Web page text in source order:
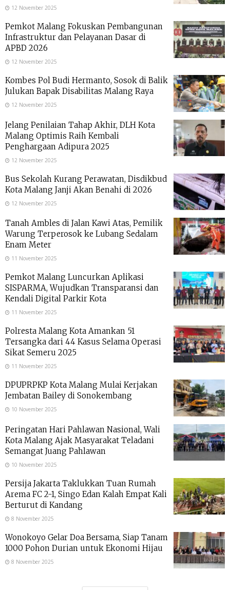
12 November 2025
Pemkot Malang Fokuskan Pembangunan
Infrastruktur dan Pelayanan Dasar di
APBD 2026
12 November 2025
Kombes Pol Budi Hermanto, Sosok di Balik
Julukan Bapak Disabilitas Malang Raya
12 November 2025
Jelang Penilaian Tahap Akhir, DLH Kota
Malang Optimis Raih Kembali
Penghargaan Adipura 2025
12 November 2025
Bus Sekolah Kurang Perawatan, Disdikbud
Kota Malang Janji Akan Benahi di 2026
12 November 2025
Tanah Ambles di Jalan Kawi Atas, Pemilik
Warung Terperosok ke Lubang Sedalam
Enam Meter
11 November 2025
Pemkot Malang Luncurkan Aplikasi
SISPARMA, Wujudkan Transparansi dan
Kendali Digital Parkir Kota
11 November 2025
Polresta Malang Kota Amankan 51
Tersangka dari 44 Kasus Selama Operasi
Sikat Semeru 2025
11 November 2025
DPUPRPKP Kota Malang Mulai Kerjakan
Jembatan Bailey di Sonokembang
10 November 2025
Peringatan Hari Pahlawan Nasional, Wali
Kota Malang Ajak Masyarakat Teladani
Semangat Juang Pahlawan
10 November 2025
Persija Jakarta Taklukkan Tuan Rumah
Arema FC 2-1, Singo Edan Kalah Empat Kali
Berturut di Kandang
8 November 2025
Wonokoyo Gelar Doa Bersama, Siap Tanam
1000 Pohon Durian untuk Ekonomi Hijau
8 November 2025